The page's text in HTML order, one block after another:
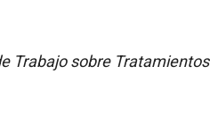
Trabajo sobre